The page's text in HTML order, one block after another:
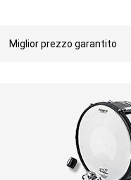
Miglior prezzo garantito